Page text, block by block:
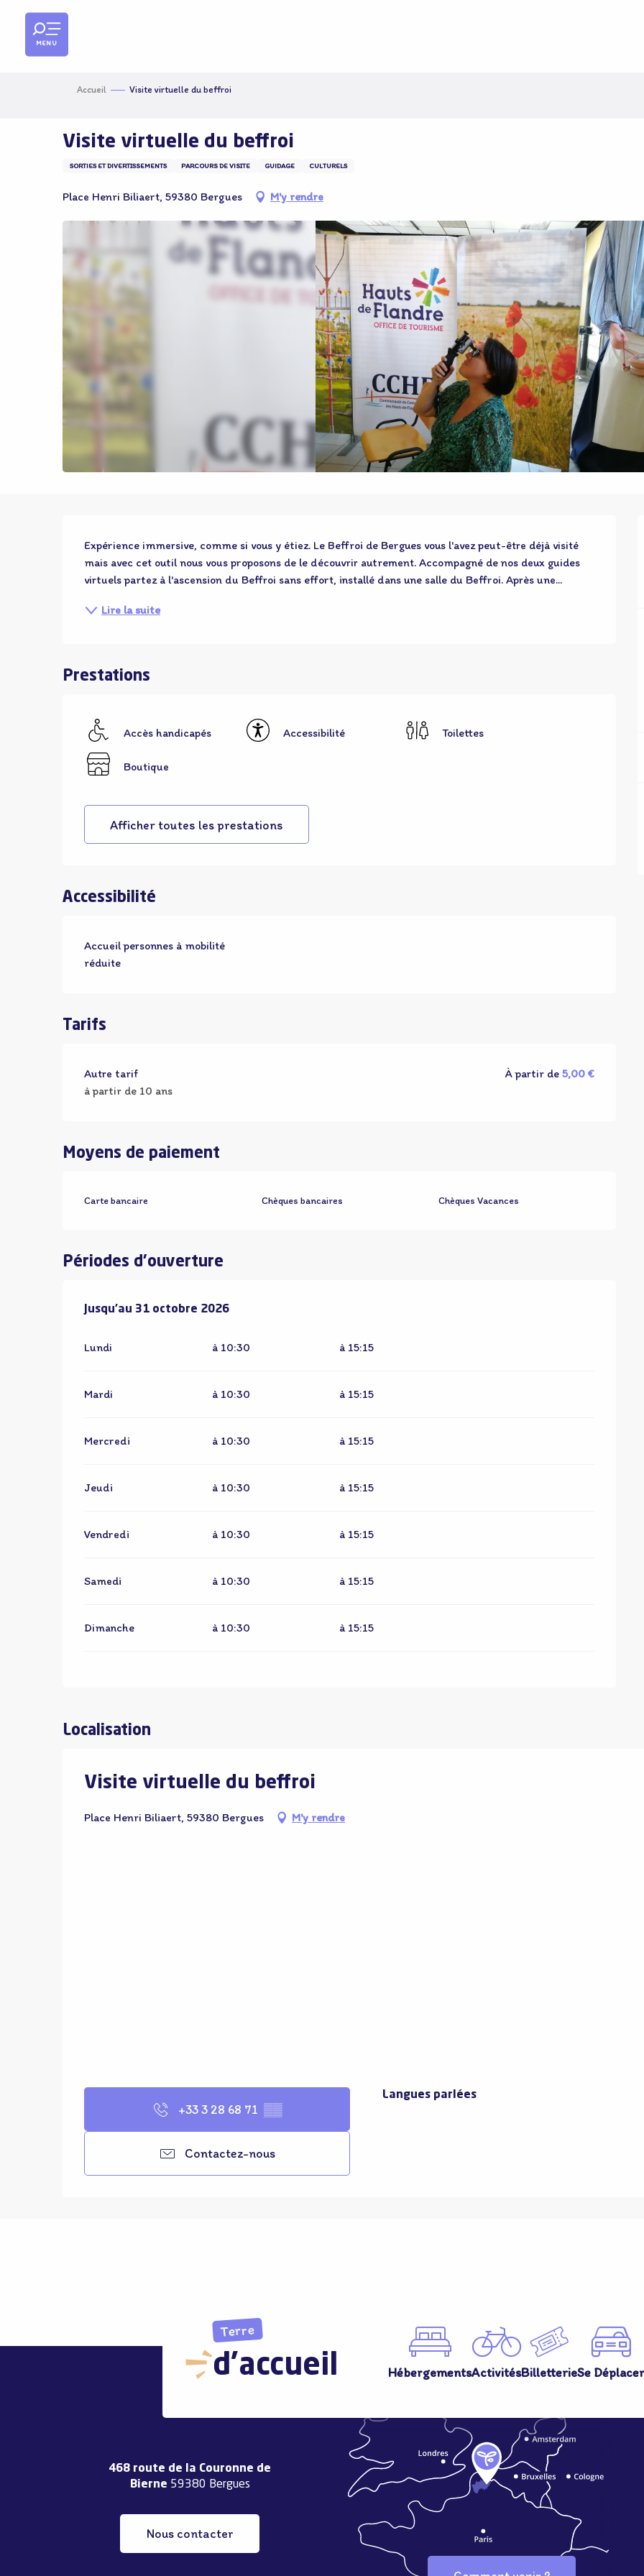
contenu
principal
MENU
Accueil Visite virtuelle du beffroi
Visite virtuelle du beffroi
SORTIES ET DIVERTISSEMENTS PARCOURS DE VISITE GUIDAGE CULTURELS
Place Henri Biliaert, 59380 Bergues M'y rendre
Expérience immersive, comme si vous y étiez. Le Beffroi de Bergues vous l'avez peut-être déjà visité
mais avec cet outil nous vous proposons de le découvrir autrement. Accompagné de nos deux guides
virtuels partez à l'ascension du Beffroi sans effort, installé dans une salle du Beffroi. Après une...
Lire la suite
Prestations
Accès handicapés Accessibilité Toilettes
Boutique
Afficher toutes les prestations
Accessibilité
Accueil personnes à mobilité
réduite
Tarifs
Autre tarif
à partir de 10 ans
À partir de5,00 €
Moyens de paiement
Carte bancaire Chèques bancaires Chèques Vacances
Périodes d'ouverture
Du1 avril 2026au31 octobre 2026
Jusqu'au 31 octobre 2026
Lundi à 10:30 à 15:15
Mardi à 10:30 à 15:15
Mercredi à 10:30 à 15:15
Jeudi à 10:30 à 15:15
Vendredi à 10:30 à 15:15
Samedi à 10:30 à 15:15
Dimanche à 10:30 à 15:15
Localisation
Visite virtuelle du beffroi
Place Henri Biliaert, 59380 Bergues
M'y rendre
+33 3 28 68 71 ▒▒
Contactez-nous
Langues parlées
Langues parlées
Terre
d'accueil HébergementsActivitésBilletterieSe Déplacer
468 route de la Couronne de
Bierne 59380 Bergues
Nous contacter